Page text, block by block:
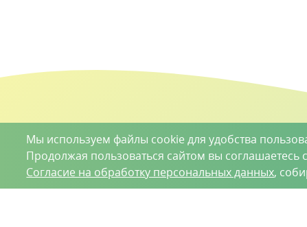
Мы используем файлы cookie для удобства
Продолжая пользоваться сайтом вы соглашаетесь
Согласие на обработку персональных данных,